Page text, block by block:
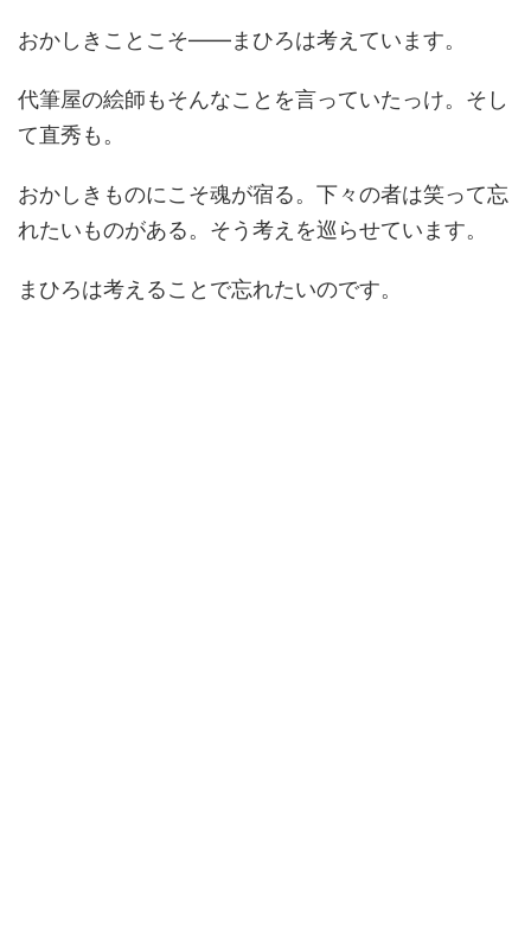
おかしきことこそ――まひろは考えています。
代筆屋の絵師もそんなことを言っていたっけ。そし
て直秀も。
おかしきものにこそ魂が宿る。下々の者は笑って忘
れたいものがある。そう考えを巡らせています。
まひろは考えることで忘れたいのです。